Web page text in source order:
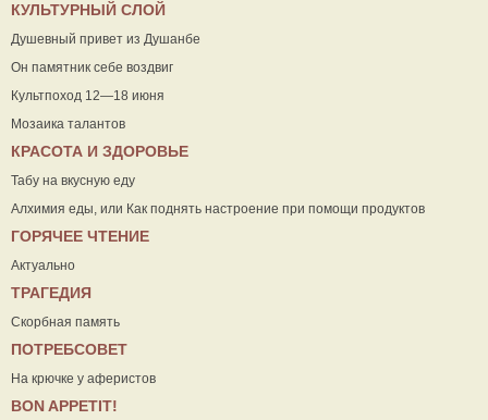
КУЛЬТУРНЫЙ СЛОЙ
Душевный привет из Душанбе
Он памятник себе воздвиг
Культпоход 12—18 июня
Мозаика талантов
КРАСОТА И ЗДОРОВЬЕ
Табу на вкусную еду
Алхимия еды, или Как поднять настроение при помощи продуктов
ГОРЯЧЕЕ ЧТЕНИЕ
Актуально
ТРАГЕДИЯ
Скорбная память
ПОТРЕБСОВЕТ
На крючке у аферистов
ВON APPETIT!